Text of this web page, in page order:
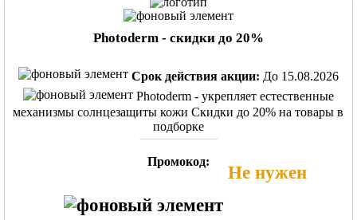
Photoderm - скидки до 20%
Срок действия акции: До 15.08.2026
Photoderm - укрепляет естественные
механизмы солнцезащиты кожи Скидки до 20% на товары в
подборке
Промокод:
Не нужен